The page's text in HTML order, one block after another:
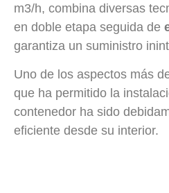
m3/h, combina diversas
en doble etapa seguida de
garantiza un suministro
Uno de los aspectos más
que ha permitido la
contenedor ha sido
eficiente desde su interior.